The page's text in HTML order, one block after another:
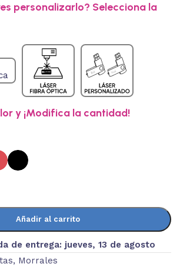
personalizarlo? Selecciona la
y ¡Modifica la cantidad!
Añadir al carrito
de entrega: jueves, 13 de agosto
, Morrales